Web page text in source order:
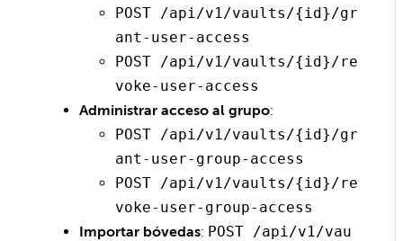
POST /api/v1/vaults/{id}/gr
ant-user-access
POST /api/v1/vaults/{id}/re
voke-user-access
Administrar acceso al grupo:
POST /api/v1/vaults/{id}/gr
ant-user-group-access
POST /api/v1/vaults/{id}/re
voke-user-group-access
Importar bóvedas: POST /api/v1/vau